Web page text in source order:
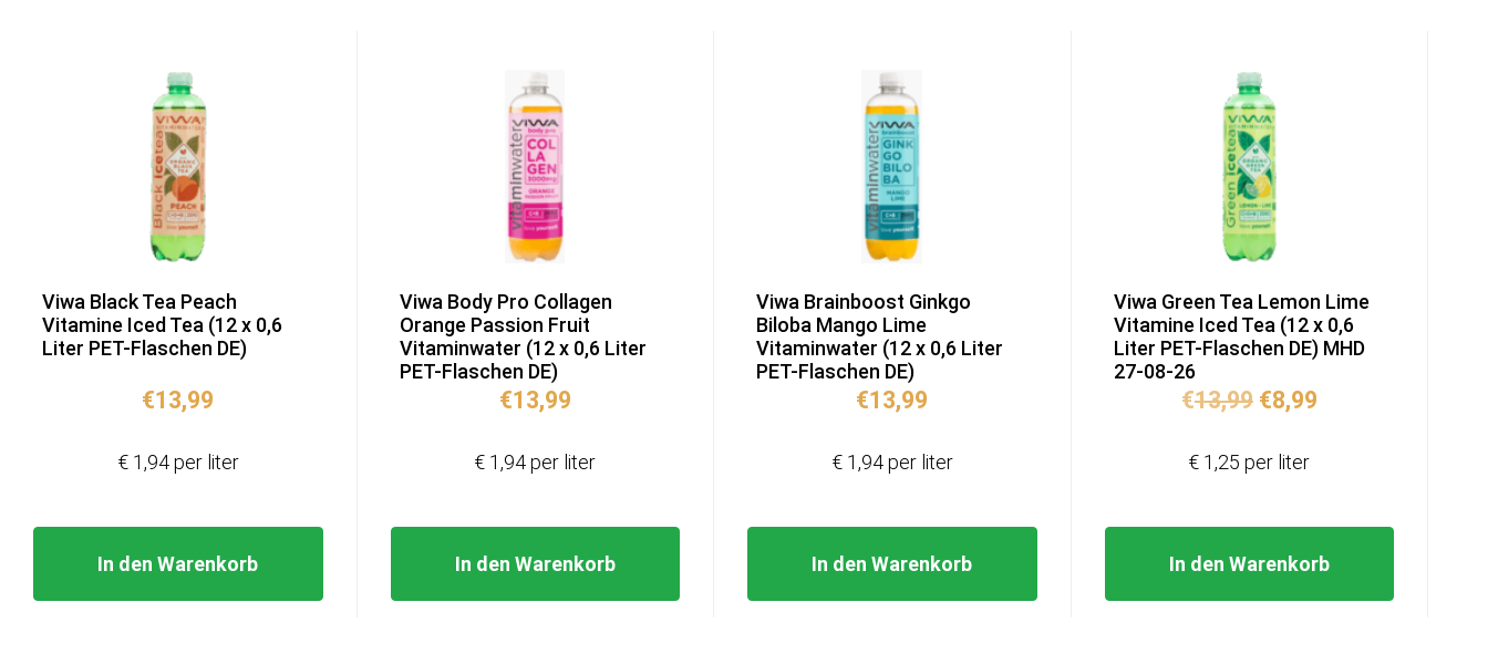
Viwa Black Tea Peach
Vitamine Iced Tea (12 x 0,6
Liter PET-Flaschen DE)
€13,99
In den Warenkorb
€ 1,94 per liter
Viwa Body Pro Collagen
Orange Passion Fruit
Vitaminwater (12 x 0,6 Liter
PET-Flaschen DE)
€13,99
In den Warenkorb
€ 1,94 per liter
Viwa Brainboost Ginkgo
Biloba Mango Lime
Vitaminwater (12 x 0,6 Liter
PET-Flaschen DE)
€13,99
In den Warenkorb
€ 1,94 per liter
Viwa Green Tea Lemon Lime
Vitamine Iced Tea (12 x 0,6
Liter PET-Flaschen DE) MHD
27-08-26
€13,99 Ursprünglicher
war:
€8,99Aktueller
In den Warenkorb
€ 1,25 per liter